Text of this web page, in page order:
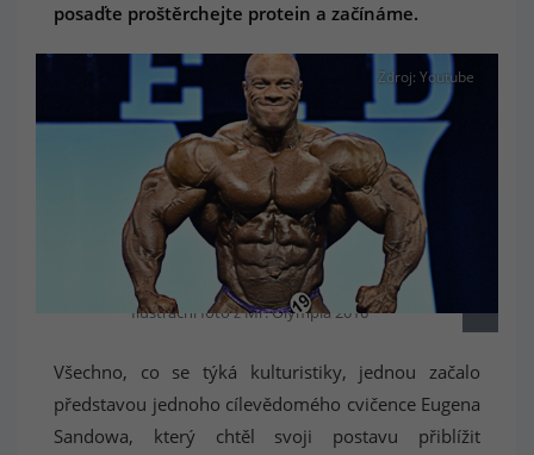
posaďte proštěrchejte protein a začínáme.
Ilustrační foto z Mr. Olympia 2016
Zdroj: Youtube
Všechno, co se týká kulturistiky, jednou začalo
představou jednoho cílevědomého cvičence Eugena
Sandowa, který chtěl svoji postavu přiblížit